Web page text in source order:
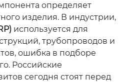
определяет
изделия. В индустрии,
используется для
трубопроводов и
ошибка в подборе
Российские
сегодня стоят перед